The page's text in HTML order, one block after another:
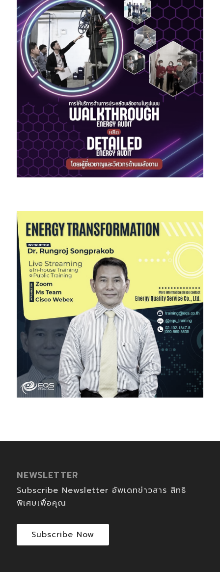
NEWSLETTER
Subscribe Newsletter อัพเดทข่าวสาร สิทธิ
พิเศษเพื่อคุณ
Subscribe Now